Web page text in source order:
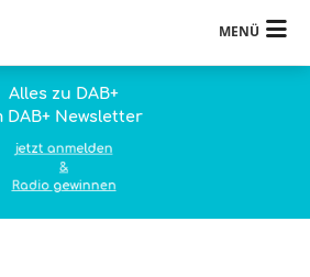
MENÜ
Alles zu DAB+
DAB+ Newsletter
jetzt anmelden
&
Radio gewinnen